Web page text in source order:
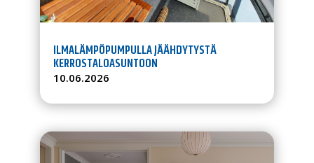
ILMALÄMPÖPUMPULLA JÄÄHDYTYSTÄ
KERROSTALOASUNTOON
10.06.2026